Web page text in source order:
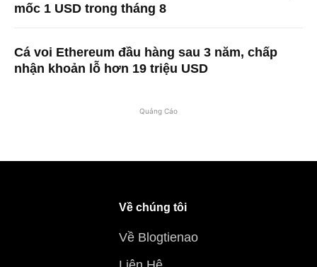
mốc 1 USD trong tháng 8
Cá voi Ethereum đầu hàng sau 3 năm, chấp
nhận khoản lỗ hơn 19 triệu USD
Quảng Cáo
Về chúng tôi
Về Blogtienao